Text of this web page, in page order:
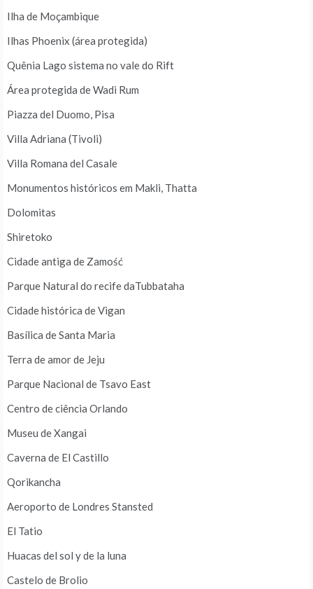
Ilha de Moçambique
Ilhas Phoenix (área protegida)
Quênia Lago sistema no vale do Rift
Área protegida de Wadi Rum
Piazza del Duomo, Pisa
Villa Adriana (Tivoli)
Villa Romana del Casale
Monumentos históricos em Makli, Thatta
Dolomitas
Shiretoko
Cidade antiga de Zamość
Parque Natural do recife daTubbataha
Cidade histórica de Vigan
Basílica de Santa Maria
Terra de amor de Jeju
Parque Nacional de Tsavo East
Centro de ciência Orlando
Museu de Xangai
Caverna de El Castillo
Qorikancha
Aeroporto de Londres Stansted
El Tatio
Huacas del sol y de la luna
Castelo de Brolio